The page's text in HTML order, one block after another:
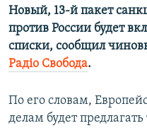
ТЕЛЕПРОЕКТ КРЫМ.РЕАЛИИ
СОВЕТЫ ПРАВОЗАЩИТНИКОВ
ПРОПАВШИЕ БЕЗ ВЕСТИ
КРЫМ.НЕПОКОРЕННЫЙ
Українською
Qırımtatar
Новый, 13-й пакет
против России будет
списки, сообщил
Радіо Свобода.
По его словам,
делам будет